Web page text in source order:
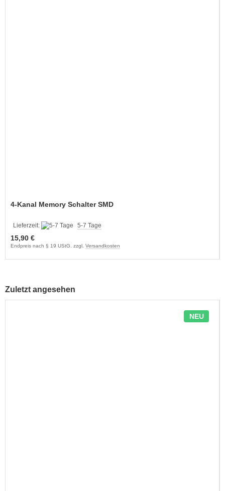
4-Kanal Memory Schalter SMD
Lieferzeit: 5-7 Tage
15,90 €
Endpreis nach § 19 UStG. zzgl. Versandkosten
Zuletzt angesehen
NEU